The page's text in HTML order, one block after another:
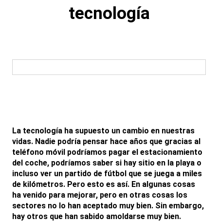
tecnología
La tecnología ha supuesto un cambio en nuestras
vidas. Nadie podría pensar hace años que gracias al
teléfono móvil podríamos pagar el estacionamiento
del coche, podríamos saber si hay sitio en la playa o
incluso ver un partido de fútbol que se juega a miles
de kilómetros. Pero esto es así. En algunas cosas
ha venido para mejorar, pero en otras cosas los
sectores no lo han aceptado muy bien. Sin embargo,
hay otros que han sabido amoldarse muy bien.